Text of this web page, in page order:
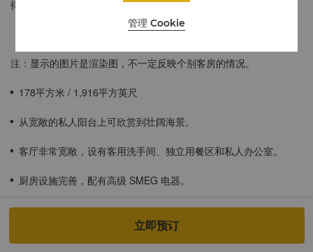
得，而宽敞的阳台则是欣赏红海美景的理想角落。
注：显示的图片是渲染图，不一定反映个别客房的情况。
178平方米 / 1,916平方英尺
从宽敞的私人阳台上可欣赏到壮阔海景。
客厅非常宽敞，设有客用洗手间、独立用餐区和私人办公室。
厨房设施完善，配有高级 SMEG 电器。
豪华套间主卧室，配有步入式衣橱。
立即预订
管理 Cookie